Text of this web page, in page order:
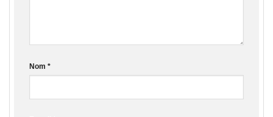
Nom *